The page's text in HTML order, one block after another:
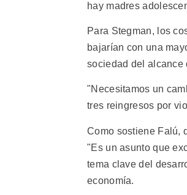
hay madres
Para Stegman, los
bajarían con una
sociedad del alcance
"Necesitamos un
tres reingresos por
Como sostiene Falú,
"Es un asunto que
tema clave del
economía.